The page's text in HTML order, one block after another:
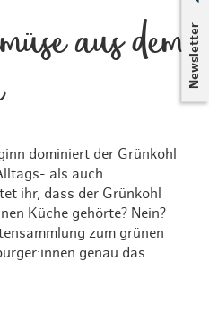
Newsletter
aus dem
dominiert der Grünkohl
als auch
ihr, dass der Grünkohl
Küche gehörte? Nein?
zum grünen
genau das